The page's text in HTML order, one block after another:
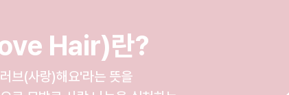
Hair)란?
브(사랑)해요'라는 뜻을